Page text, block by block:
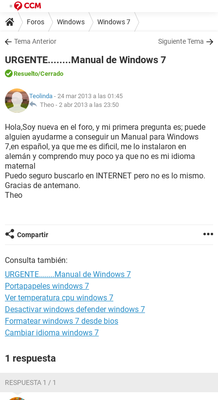
Foros Windows Windows 7
Tema Anterior Siguiente Tema
URGENTE........Manual de Windows 7
Resuelto/Cerrado
Teolinda - 24 mar 2013 a las 01:45
Theo - 2 abr 2013 a las 23:50
Hola,Soy nueva en el foro, y mi primera pregunta es; puede
alguien ayudarme a conseguir un Manual para Windows
7,en español, ya que me es dificil, me lo instalaron en
alemán y comprendo muy poco ya que no es mi idioma
maternal
Puedo seguro buscarlo en INTERNET pero no es lo mismo.
Gracias de antemano.
Theo
Compartir
Consulta también:
URGENTE........Manual de Windows 7
Portapapeles windows 7
Ver temperatura cpu windows 7
Desactivar windows defender windows 7
Formatear windows 7 desde bios
Cambiar idioma windows 7
1 respuesta
RESPUESTA 1 / 1